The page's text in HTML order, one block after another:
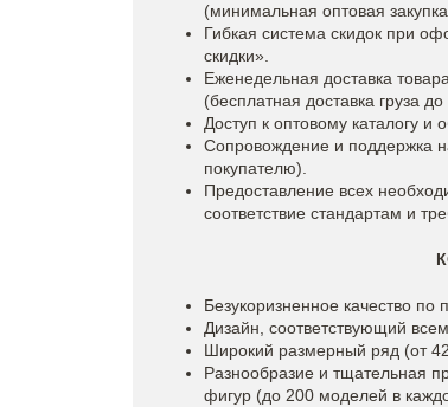
(минимальная оптовая
Гибкая система скидок при
скидки».
Еженедельная доставка
(бесплатная доставка груза
Доступ к оптовому каталогу
Сопровождение и поддержка
покупателю).
Предоставление всех
соответствие стандартам и
Безукоризненное качество
Дизайн, соответствующий
Широкий размерный ряд (от
Разнообразие и тщательная
фигур (до 200 моделей в